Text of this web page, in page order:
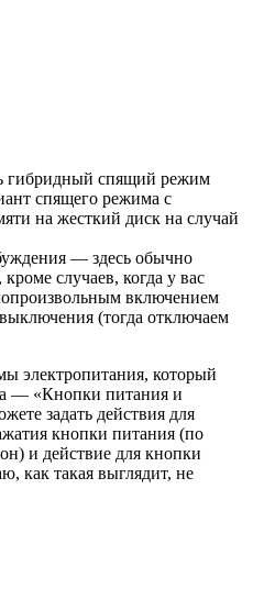
гибридный спящий режим
спящего режима с
на жесткий диск на случай
— здесь обычно
случаев, когда у вас
включением
(тогда отключаем
электропитания, который
— «Кнопки питания и
задать действия для
кнопки питания (по
и действие для кнопки
как такая выглядит, не